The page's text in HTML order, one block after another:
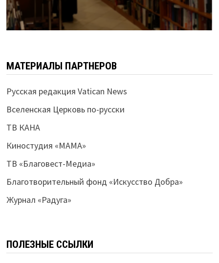
МАТЕРИАЛЫ ПАРТНЕРОВ
Русская редакция Vatican News
Вселенская Церковь по-русски
ТВ КАНА
Киностудия «МАМА»
ТВ «Благовест-Медиа»
Благотворительный фонд «Искусство Добра»
Журнал «Радуга»
ПОЛЕЗНЫЕ ССЫЛКИ